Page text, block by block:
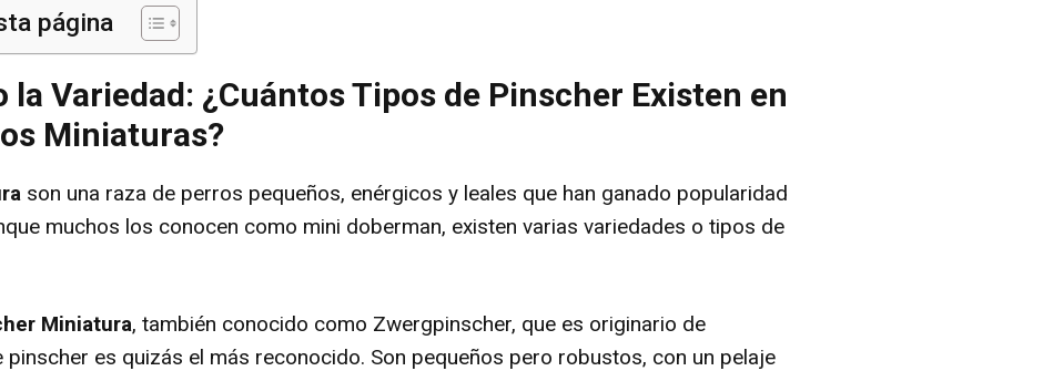
página
la Variedad: ¿Cuántos Tipos de Pinscher Existen en
Miniaturas?
son una raza de perros pequeños, enérgicos y leales que han ganado popularidad
muchos los conocen como mini doberman, existen varias variedades o tipos de
Miniatura, también conocido como Zwergpinscher, que es originario de
pinscher es quizás el más reconocido. Son pequeños pero robustos, con un pelaje